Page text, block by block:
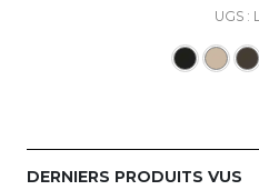
UGS :
DERNIERS PRODUITS VUS